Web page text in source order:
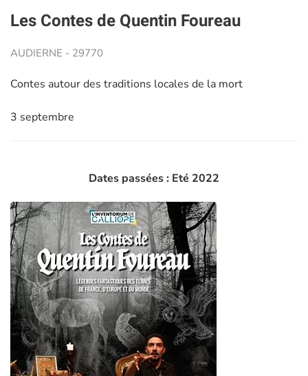
Les Contes de Quentin Foureau
AUDIERNE - 29770
Contes autour des traditions locales de la mort
3 septembre
Dates passées : Eté 2022